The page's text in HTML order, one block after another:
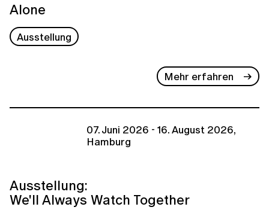
Alone
Ausstellung
Mehr erfahren
07. Juni 2026 - 16. August 2026,
Hamburg
Ausstellung:
We'll Always Watch Together